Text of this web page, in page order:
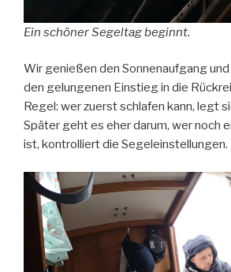
Ein schöner Segeltag beginnt.
Wir genießen den Sonnenaufgang
den gelungenen Einstieg in die
Regel: wer zuerst schlafen kann, legt
Später geht es eher darum, wer noch
ist, kontrolliert die Segeleinstellungen.